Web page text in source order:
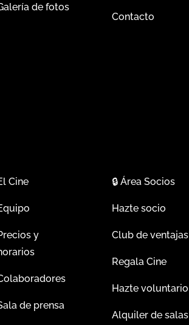
de fotos
Contacto
Cine
y
de prensa
🔒Área Socios
Hazte socio
Club de ventajas
Regala Cine
Hazte voluntario
Alquiler de salas